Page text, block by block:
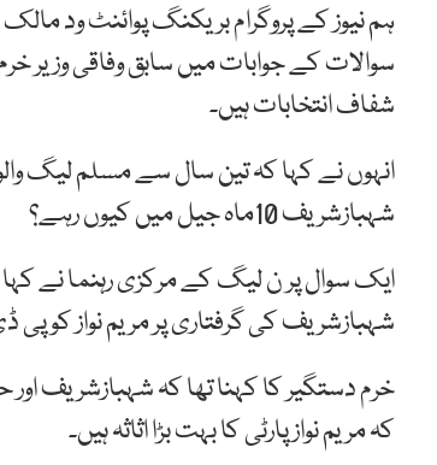
ہم نیوز کے پروگرام بریکنگ پوائنٹ ود
سوالات کے جوابات میں سابق وفاقی وزیر
شفاف انتخابات ہیں۔
انہوں نے کہا کہ تین سال سے مسلم لیگ
شہبازشریف 10ماہ جیل میں کیوں رہے؟
ایک سوال پر ن لیگ کے مرکزی رہنما نے
شہبازشریف کی گرفتاری پر مریم نواز کو پی
خرم دستگیر کا کہنا تھا کہ شہبازشریف اور
کہ مریم نواز پارٹی کا بہت بڑا اثاثہ ہیں۔